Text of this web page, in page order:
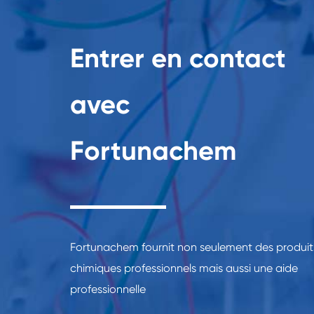
Entrer en contact
avec
Fortunachem
Fortunachem fournit non seulement des
chimiques professionnels mais aussi une aide
professionnelle